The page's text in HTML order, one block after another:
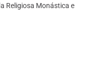
Religiosa Monástica e